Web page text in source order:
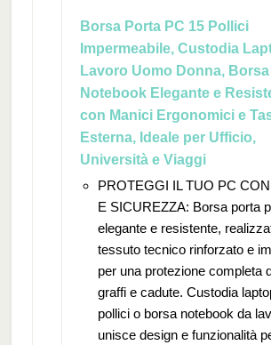
Borsa Porta PC 15 Pollici
Impermeabile, Custodia
Lavoro Uomo Donna, Borsa
Notebook Elegante e
con Manici Ergonomici e
Esterna, Ideale per Ufficio,
Università e Viaggi
PROTEGGI IL TUO PC
E SICUREZZA: Borsa porta
elegante e resistente,
tessuto tecnico rinforzato e
per una protezione completa
graffi e cadute. Custodia
pollici o borsa notebook da
unisce design e funzionalità